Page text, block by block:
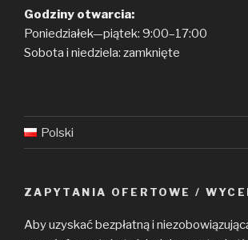
Godziny otwarcia:
Poniedziałek—piątek: 9:00–17:00
Sobota i niedziela: zamknięte
Polski
ZAPYTANIA OFERTOWE /
Aby uzyskać bezpłatną i